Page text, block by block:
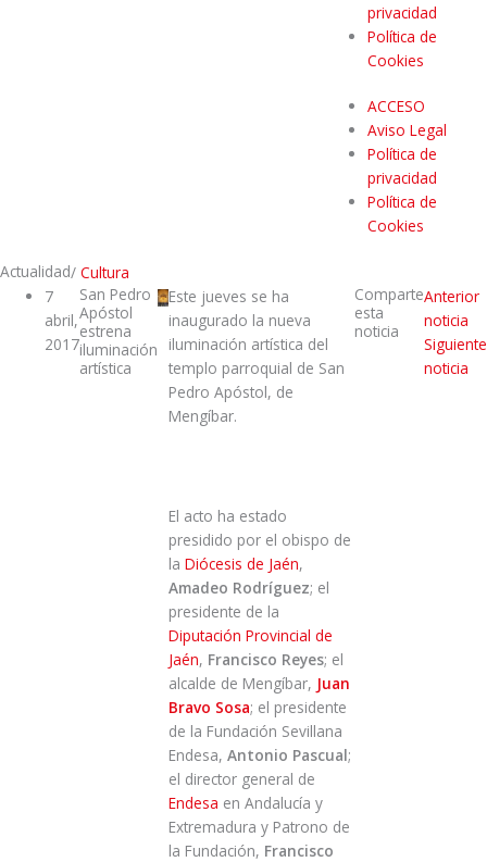
privacidad
Política de
Cookies
ACCESO
Aviso Legal
Política de
privacidad
Política de
Cookies
Actualidad/ Cultura
7
abril,
2017
San Pedro
Apóstol
estrena
iluminación
artística
Este jueves se ha
inaugurado la nueva
iluminación artística del
templo parroquial de San
Pedro Apóstol, de
Mengíbar.
El acto ha estado
presidido por el obispo de
la Diócesis de Jaén,
Amadeo Rodríguez; el
presidente de la
Diputación Provincial de
Jaén, Francisco Reyes; el
alcalde de Mengíbar, Juan
Bravo Sosa; el presidente
de la Fundación Sevillana
Endesa, Antonio Pascual;
el director general de
Endesa en Andalucía y
Extremadura y Patrono de
la Fundación, Francisco
Comparte
esta
noticia
Anterior
noticia
Siguiente
noticia